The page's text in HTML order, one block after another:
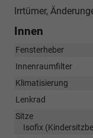
Irrtümer,
Innen
Fensterheber
Innenraumfilter
Klimatisierung
Lenkrad
Sitze
Isofix